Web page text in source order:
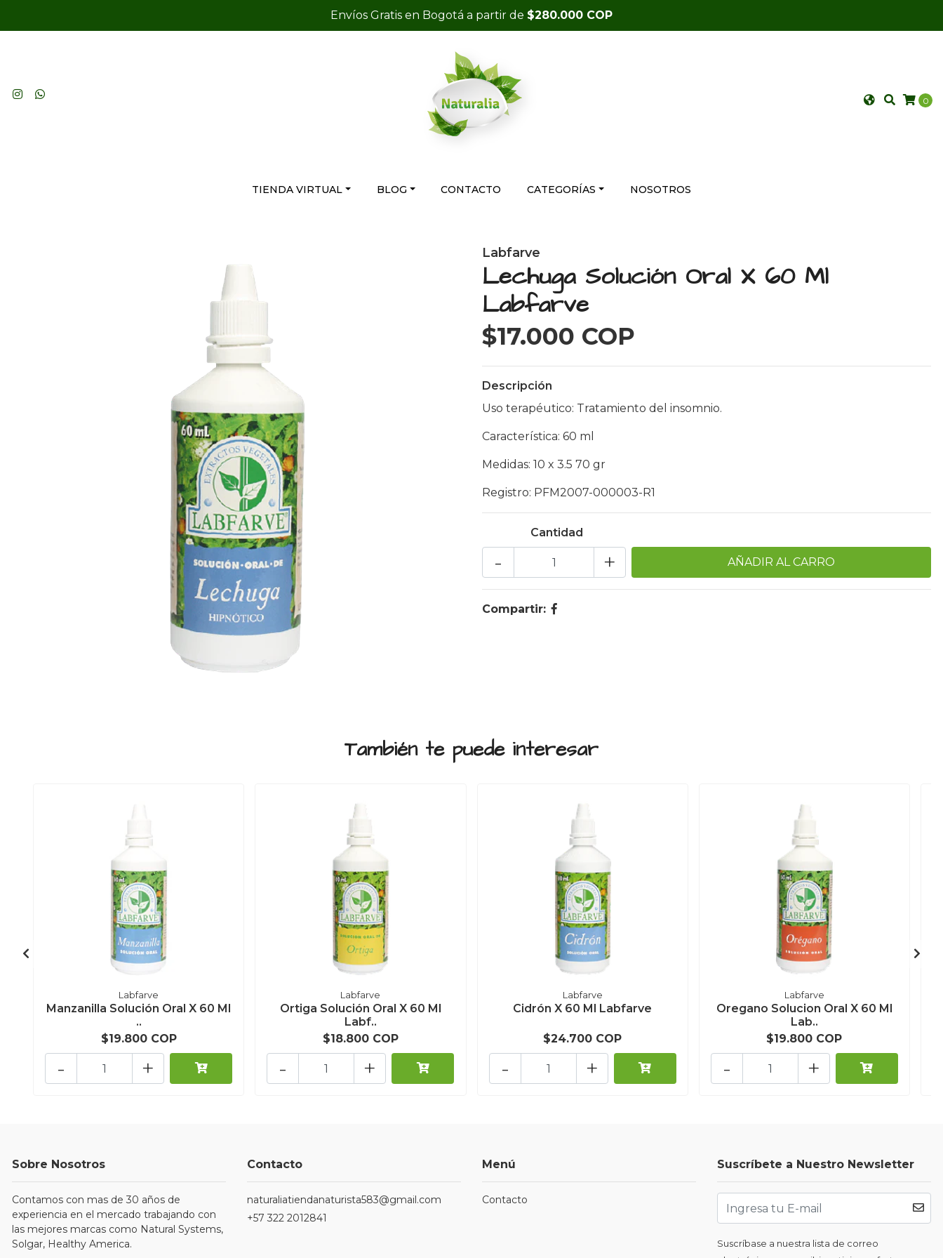
Envíos Gratis en Bogotá a partir de $280.000 COP
0
TIENDA VIRTUAL BLOG CONTACTO CATEGORÍAS NOSOTROS
Labfarve
Lechuga Solución Oral X 60 Ml
Labfarve
$17.000 COP
Descripción
Uso terapéutico: Tratamiento del insomnio.
Característica: 60 ml
Medidas: 10 x 3.5 70 gr
Registro: PFM2007-000003-R1
Cantidad
+
-
Compartir:
También te puede interesar
Labfarve
Manzanilla Solución Oral X 60 Ml
..
$19.800 COP
+
-
Labfarve
Ortiga Solución Oral X 60 Ml
Labf..
$18.800 COP
+
-
Labfarve
Cidrón X 60 Ml Labfarve
$24.700 COP
+
-
Labfarve
Oregano Solucion Oral X 60 Ml
Lab..
$19.800 COP
+
-
Sobre Nosotros
Contamos con mas de 30 años de
experiencia en el mercado trabajando con
las mejores marcas como Natural Systems,
Solgar, Healthy America.
Contacto
naturaliatiendanaturista583@gmail.com
+57 322 2012841
Menú
Contacto
Suscríbete a Nuestro Newsletter
Suscríbase a nuestra lista de correo